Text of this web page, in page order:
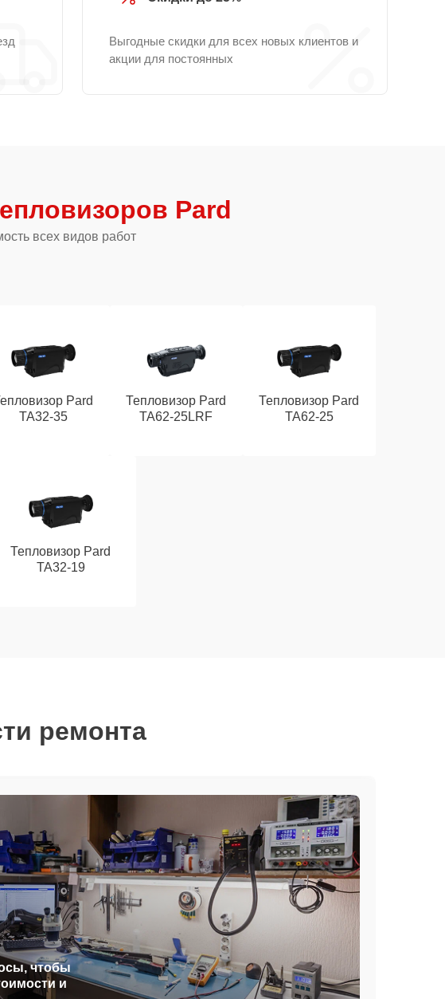
Выгодные скидки для всех новых клиентов и
акции для постоянных
Pard
всех видов работ
Pard
TA32-35
Тепловизор Pard
TA62-25LRF
Тепловизор Pard
TA62-25
Тепловизор Pard
TA32-19
ремонта
чтобы
и